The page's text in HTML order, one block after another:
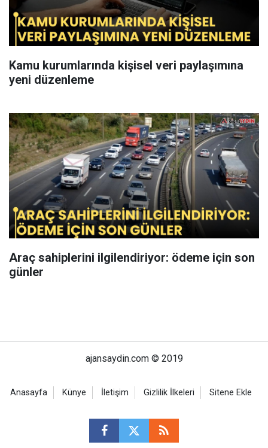
Kamu kurumlarında kişisel veri paylaşımına
yeni düzenleme
Araç sahiplerini ilgilendiriyor: ödeme için son
günler
ajansaydin.com © 2019
Anasayfa Künye İletişim Gizlilik İlkeleri Sitene Ekle